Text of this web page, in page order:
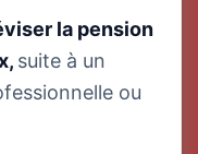
la pension
suite à un
ou